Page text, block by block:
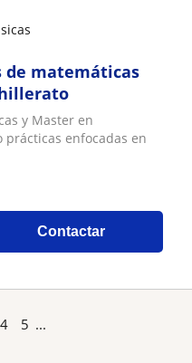
de matemáticas
y Master en
prácticas enfocadas en
Contactar
4 5 ...